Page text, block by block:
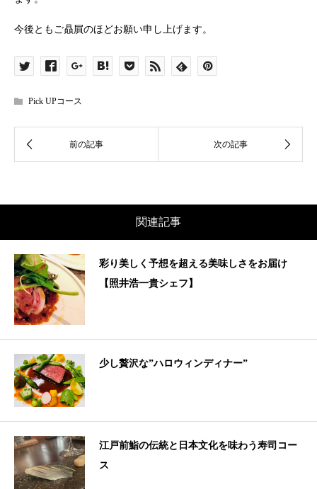
今後ともご贔屓のほどお願い申し上げます。
Pick UPコース
関連記事
彩り美しく予想を超える美味しさをお届け
【照井浩一貴シェフ】
少し贅沢な”ハロウィンディナー”
江戸前鮨の伝統と日本文化を味わう寿司コー
ス